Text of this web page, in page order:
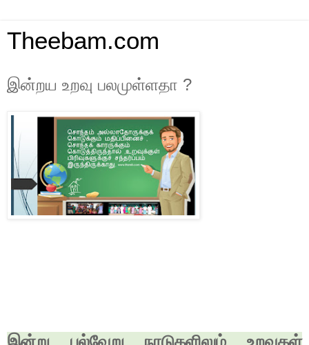
Theebam.com
இன்றய உறவு பலமுள்ளதா ?
இன்று பல்வேறு நாடுகளிலும் உறவுகள்